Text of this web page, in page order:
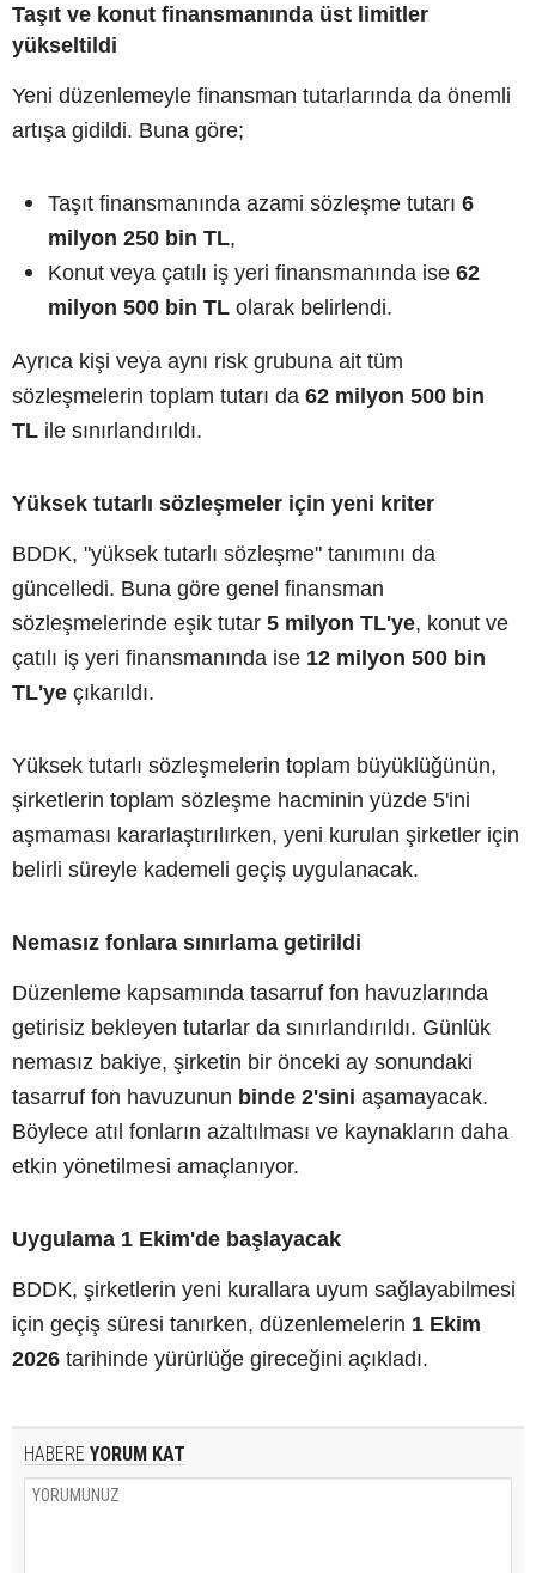
Taşıt ve konut finansmanında üst limitler
yükseltildi
Yeni düzenlemeyle finansman tutarlarında da önemli
artışa gidildi. Buna göre;
Taşıt finansmanında azami sözleşme tutarı 6
milyon 250 bin TL,
Konut veya çatılı iş yeri finansmanında ise 62
milyon 500 bin TL olarak belirlendi.
Ayrıca kişi veya aynı risk grubuna ait tüm
sözleşmelerin toplam tutarı da 62 milyon 500 bin
TL ile sınırlandırıldı.
Yüksek tutarlı sözleşmeler için yeni kriter
BDDK, "yüksek tutarlı sözleşme" tanımını da
güncelledi. Buna göre genel finansman
sözleşmelerinde eşik tutar 5 milyon TL'ye, konut ve
çatılı iş yeri finansmanında ise 12 milyon 500 bin
TL'ye çıkarıldı.
Yüksek tutarlı sözleşmelerin toplam büyüklüğünün,
şirketlerin toplam sözleşme hacminin yüzde 5'ini
aşmaması kararlaştırılırken, yeni kurulan şirketler için
belirli süreyle kademeli geçiş uygulanacak.
Nemasız fonlara sınırlama getirildi
Düzenleme kapsamında tasarruf fon havuzlarında
getirisiz bekleyen tutarlar da sınırlandırıldı. Günlük
nemasız bakiye, şirketin bir önceki ay sonundaki
tasarruf fon havuzunun binde 2'sini aşamayacak.
Böylece atıl fonların azaltılması ve kaynakların daha
etkin yönetilmesi amaçlanıyor.
Uygulama 1 Ekim'de başlayacak
BDDK, şirketlerin yeni kurallara uyum sağlayabilmesi
için geçiş süresi tanırken, düzenlemelerin 1 Ekim
2026 tarihinde yürürlüğe gireceğini açıkladı.
HABERE YORUM KAT